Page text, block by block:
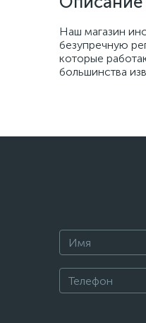
Наш магазин
безупречную
которые
большинства